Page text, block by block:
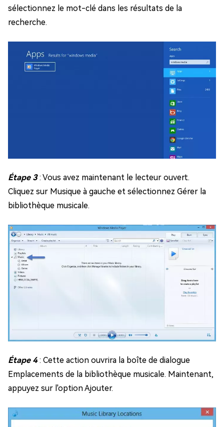
sélectionnez le mot-clé dans les résultats de la
recherche.
Étape 3: Vous avez maintenant le lecteur ouvert.
Cliquez sur Musique à gauche et sélectionnez Gérer la
bibliothèque musicale.
Étape 4: Cette action ouvrira la boîte de dialogue
Emplacements de la bibliothèque musicale. Maintenant,
appuyez sur l'option Ajouter.